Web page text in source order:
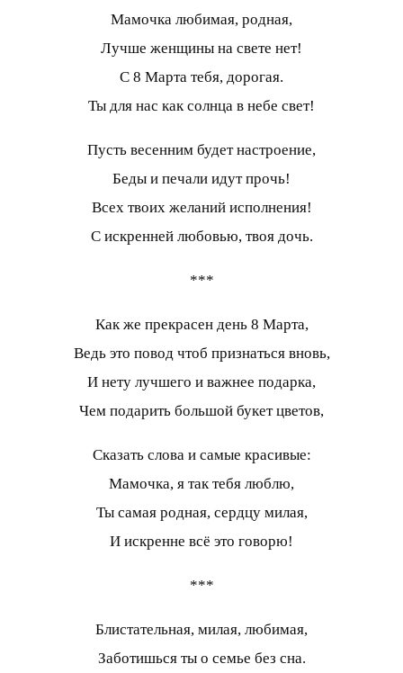
Мамочка любимая, родная,
Лучше женщины на свете нет!
С 8 Марта тебя, дорогая.
Ты для нас как солнца в небе свет!
Пусть весенним будет настроение,
Беды и печали идут прочь!
Всех твоих желаний исполнения!
С искренней любовью, твоя дочь.
***
Как же прекрасен день 8 Марта,
Ведь это повод чтоб признаться вновь,
И нету лучшего и важнее подарка,
Чем подарить большой букет цветов,
Сказать слова и самые красивые:
Мамочка, я так тебя люблю,
Ты самая родная, сердцу милая,
И искренне всё это говорю!
***
Блистательная, милая, любимая,
Заботишься ты о семье без сна.